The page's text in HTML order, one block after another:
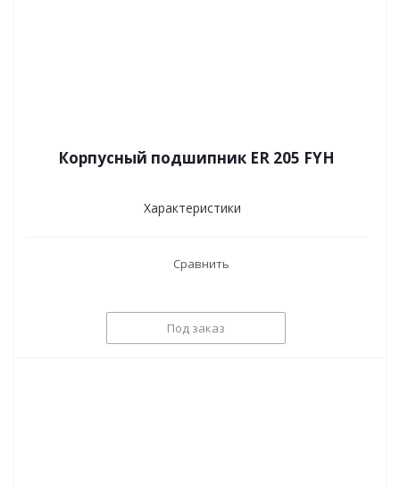
Корпусный подшипник ER 205 FYH
Характеристики
Сравнить
Под заказ